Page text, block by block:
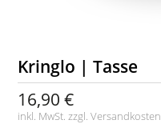
Kringlo | Tasse
16,90 €
inkl. MwSt. zzgl.Versandkosten